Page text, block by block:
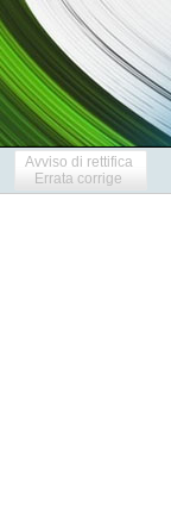
Avviso di rettifica
Errata corrige